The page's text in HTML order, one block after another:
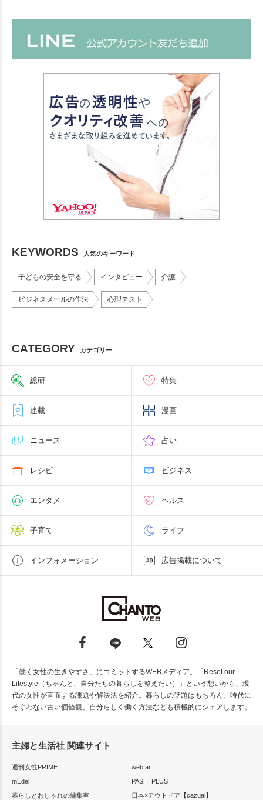
KEYWORDS 人気のキーワード
子どもの安全を守る インタビュー 介護
ビジネスメールの作法 心理テスト
CATEGORY カテゴリー
総研 特集
連載 漫画
ニュース 占い
レシピ ビジネス
エンタメ ヘルス
子育て ライフ
インフォメーション 広告掲載について
「働く女性の生きやすさ」にコミットするWEBメディア。「Reset our
Lifestyle（ちゃんと、自分たちの暮らしを整えたい）」という想いから、現
代の女性が直面する課題や解決法を紹介。暮らしの話題はもちろん、時代に
そぐわない古い価値観、自分らしく働く方法なども積極的にシェアします。
主婦と生活社 関連サイト
週刊女性PRIME
web!ar
mEdel
PASH! PLUS
暮らしとおしゃれの編集室
日本×アウトドア【cazual】